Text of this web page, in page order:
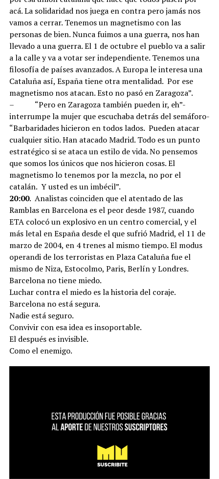
acá. La solidaridad nos juega en contra pero jamás nos
vamos a cerrar. Tenemos un magnetismo con las
personas de bien. Nunca fuimos a una guerra, nos han
llevado a una guerra. El 1 de octubre el pueblo va a salir
a la calle y va a votar ser independiente. Tenemos una
filosofía de países avanzados. A Europa le interesa una
Cataluña así, España tiene otra mentalidad. Por ese
magnetismo nos atacan. Esto no pasó en Zaragoza”.
– “Pero en Zaragoza también pueden ir, eh”-
interrumpe la mujer que escuchaba detrás del semáforo-
“Barbaridades hicieron en todos lados. Pueden atacar
cualquier sitio. Han atacado Madrid. Todo es un punto
estratégico si se ataca un estilo de vida. No pensemos
que somos los únicos que nos hicieron cosas. El
magnetismo lo tenemos por la mezcla, no por el
catalán. Y usted es un imbécil”.
20:00. Analistas coinciden que el atentado de las
Ramblas en Barcelona es el peor desde 1987, cuando
ETA colocó un explosivo en un centro comercial, y el
más letal en España desde el que sufrió Madrid, el 11 de
marzo de 2004, en 4 trenes al mismo tiempo. El modus
operandi de los terroristas en Plaza Cataluña fue el
mismo de Niza, Estocolmo, Paris, Berlín y Londres.
Barcelona no tiene miedo.
Luchar contra el miedo es la historia del coraje.
Barcelona no está segura.
Nadie está seguro.
Convivir con esa idea es insoportable.
El después es invisible.
Como el enemigo.